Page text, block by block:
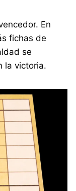
En
fichas de
se
la victoria.